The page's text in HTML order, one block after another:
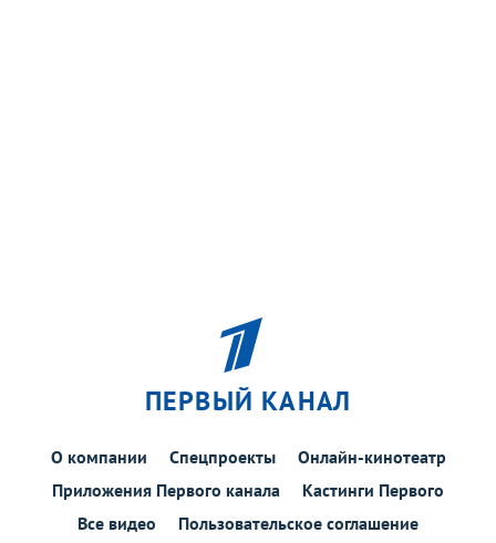
ПЕРВЫЙ КАНАЛ
О компании Спецпроекты
Онлайн-кинотеатр
Приложения Первого канала
Кастинги Первого
Все видео
Пользовательское соглашение